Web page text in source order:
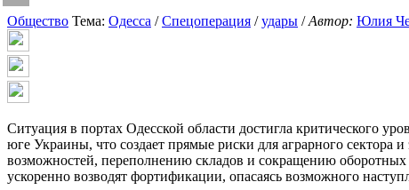
Общество Тема: Одесса /Спецоперация /удары /Автор: Юлия
Ситуация в портах Одесской области достигла критического
юге Украины, что создает прямые риски для аграрного
возможностей, переполнению складов и сокращению
ускоренно возводят фортификации, опасаясь возможного